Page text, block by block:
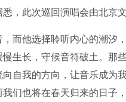
，此次巡回演唱会由北京
，而他选择聆听内心的潮
生长，守候音符破土。那
自我的方向，让音乐成为
们也将在春天归来的日子